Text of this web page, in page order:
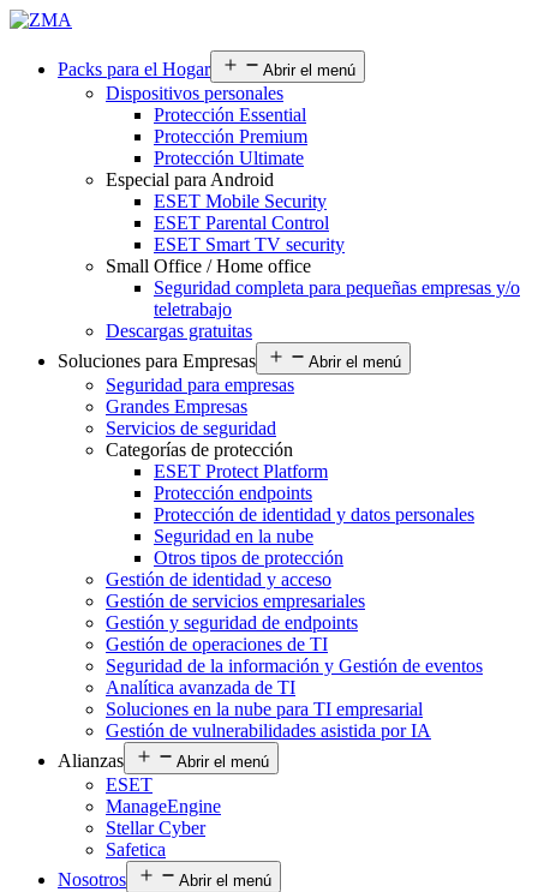
Packs para el Hogar Abrir el menú
Dispositivos personales
Protección Essential
Protección Premium
Protección Ultimate
Especial para Android
ESET Mobile Security
ESET Parental Control
ESET Smart TV security
Small Office / Home office
Seguridad completa para pequeñas empresas y/o
teletrabajo
Descargas gratuitas
Soluciones para Empresas
Abrir el menú
Seguridad para empresas
Grandes Empresas
Servicios de seguridad
Categorías de protección
ESET Protect Platform
Protección endpoints
Protección de identidad y datos personales
Seguridad en la nube
Otros tipos de protección
Gestión de identidad y acceso
Gestión de servicios empresariales
Gestión y seguridad de endpoints
Gestión de operaciones de TI
Seguridad de la información y Gestión de eventos
Analítica avanzada de TI
Soluciones en la nube para TI empresarial
Gestión de vulnerabilidades asistida por IA
Alianzas
Abrir el menú
ESET
ManageEngine
Stellar Cyber
Safetica
Nosotros
Abrir el menú